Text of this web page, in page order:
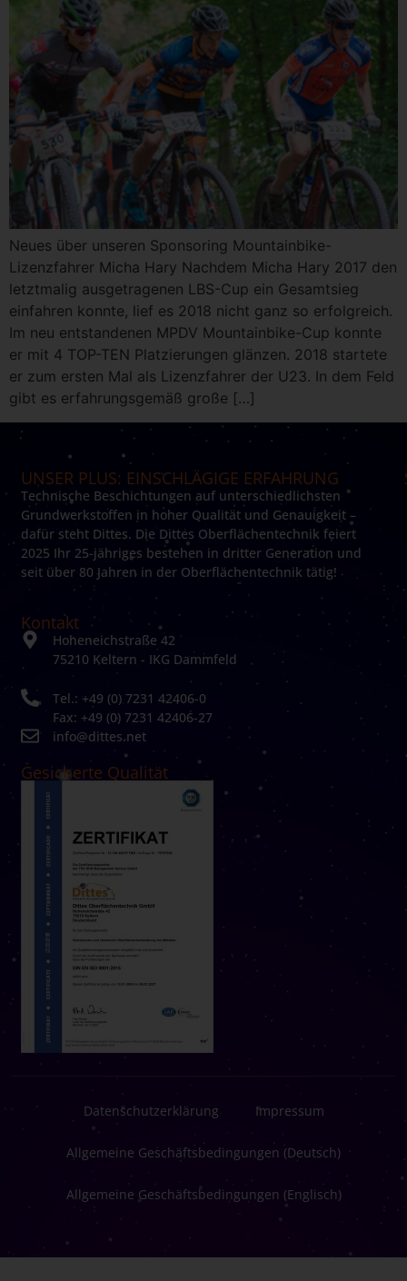
Neues über unseren Sponsoring Mountainbike-
Lizenzfahrer Micha Hary Nachdem Micha Hary 2017 den
letztmalig ausgetragenen LBS-Cup ein Gesamtsieg
einfahren konnte, lief es 2018 nicht ganz so erfolgreich.
Im neu entstandenen MPDV Mountainbike-Cup konnte
er mit 4 TOP-TEN Platzierungen glänzen. 2018 startete
er zum ersten Mal als Lizenzfahrer der U23. In dem Feld
gibt es erfahrungsgemäß große […]
UNSER PLUS: EINSCHLÄGIGE ERFAHRUNG
Technische Beschichtungen auf unterschiedlichsten
Grundwerkstoffen in hoher Qualität und Genauigkeit –
dafür steht Dittes. Die Dittes Oberflächentechnik feiert
2025 Ihr 25-jähriges bestehen in dritter Generation und
seit über 80 Jahren in der Oberflächentechnik tätig!
Kontakt
Hoheneichstraße 42
75210 Keltern - IKG Dammfeld
Tel.: +49 (0) 7231 42406-0
Fax: +49 (0) 7231 42406-27
info@dittes.net
Gesicherte Qualität
Datenschutzerklärung Impressum
Allgemeine Geschäftsbedingungen (Deutsch)
Allgemeine Geschäftsbedingungen (Englisch)